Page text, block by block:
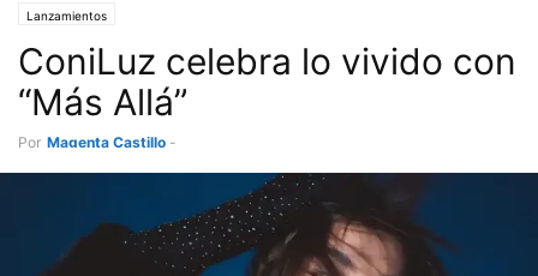
Lanzamientos
ConiLuz celebra lo vivido con
“Más Allá”
Por Magenta Castillo -